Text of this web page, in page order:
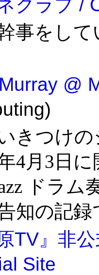
クラブ /
事をし
@
きつけ
4月3日
ドラム
知の記録
原TV』非
Site